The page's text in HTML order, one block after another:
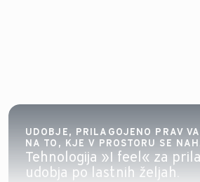
UDOBJE, PRILAGOJENO PRAV
NA TO, KJE V PROSTORU SE
Tehnologija »I feel« za
udobja po lastnih željah.